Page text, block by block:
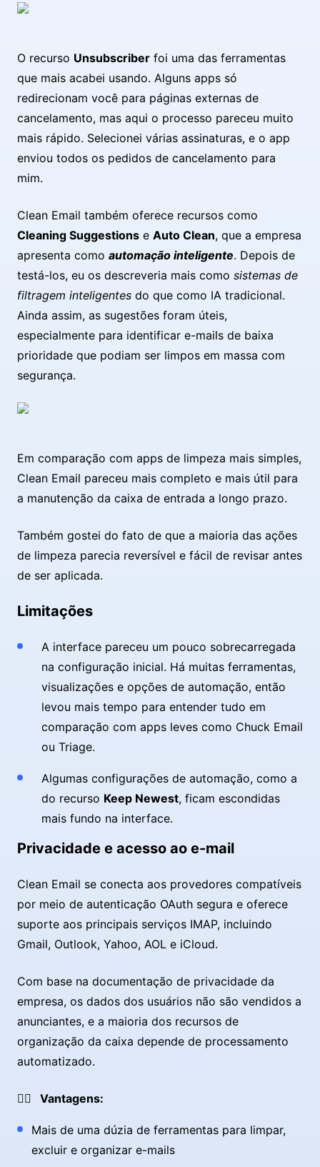
O recurso Unsubscriber foi uma das ferramentas
que mais acabei usando. Alguns apps só
redirecionam você para páginas externas de
cancelamento, mas aqui o processo pareceu muito
mais rápido. Selecionei várias assinaturas, e o app
enviou todos os pedidos de cancelamento para
mim.
Clean Email também oferece recursos como
Cleaning Suggestions e Auto Clean, que a empresa
apresenta como automação inteligente. Depois de
testá-los, eu os descreveria mais como sistemas de
filtragem inteligentes do que como IA tradicional.
Ainda assim, as sugestões foram úteis,
especialmente para identificar e-mails de baixa
prioridade que podiam ser limpos em massa com
segurança.
Em comparação com apps de limpeza mais simples,
Clean Email pareceu mais completo e mais útil para
a manutenção da caixa de entrada a longo prazo.
Também gostei do fato de que a maioria das ações
de limpeza parecia reversível e fácil de revisar antes
de ser aplicada.
Limitações
A interface pareceu um pouco sobrecarregada
na configuração inicial. Há muitas ferramentas,
visualizações e opções de automação, então
levou mais tempo para entender tudo em
comparação com apps leves como Chuck Email
ou Triage.
Algumas configurações de automação, como a
do recurso Keep Newest, ficam escondidas
mais fundo na interface.
Privacidade e acesso ao e-mail
Clean Email se conecta aos provedores compatíveis
por meio de autenticação OAuth segura e oferece
suporte aos principais serviços IMAP, incluindo
Gmail, Outlook, Yahoo, AOL e iCloud.
Com base na documentação de privacidade da
empresa, os dados dos usuários não são vendidos a
anunciantes, e a maioria dos recursos de
organização da caixa depende de processamento
automatizado.
👍🏼 Vantagens:
Mais de uma dúzia de ferramentas para limpar,
excluir e organizar e-mails